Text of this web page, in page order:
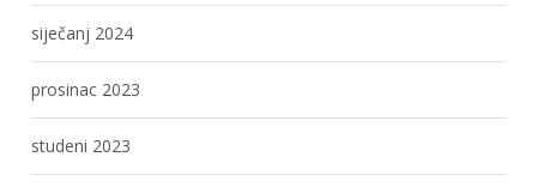
siječanj 2024
prosinac 2023
studeni 2023